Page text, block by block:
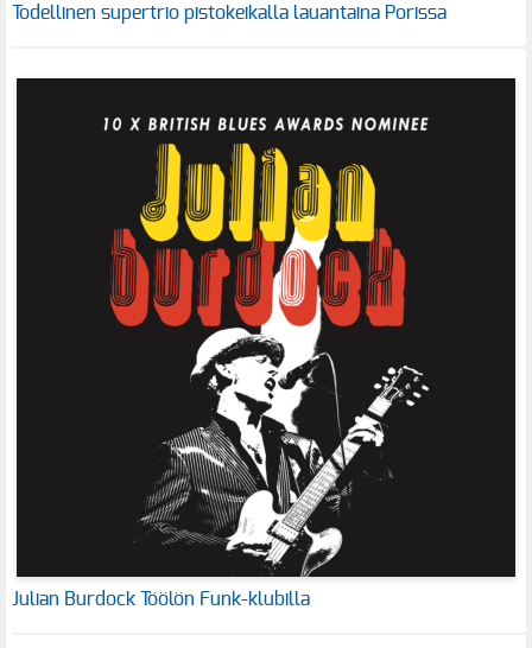
Todellinen supertrio pistokeikalla lauantaina Porissa
Julian Burdock Töölön Funk-klubilla